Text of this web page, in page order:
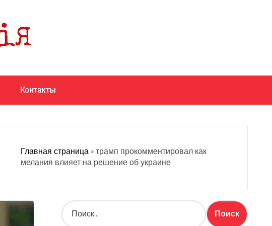
Контакты
Главная страница »трамп прокомментировал как
мелания влияет на решение об украине
Н
а